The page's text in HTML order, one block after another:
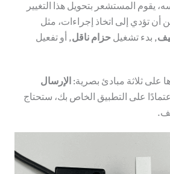
يقوم المستشعر بتحويل هذا التغيير
أن تؤدي إلى اتخاذ إجراءات، مثل
, بدء تشغيل حزام ناقل, أو تفعيل
على ثلاثة مبادئ بصرية: الإرسال
على التطبيق الخاص بك، ستحتاج